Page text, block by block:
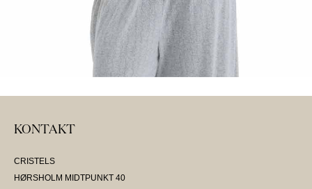
KONTAKT
CRISTELS
HØRSHOLM MIDTPUNKT 40